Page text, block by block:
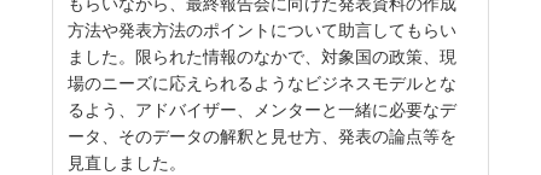
もらいながら、最終報告会に向けた発表資料の作成
方法や発表方法のポイントについて助言してもらい
ました。限られた情報のなかで、対象国の政策、現
場のニーズに応えられるようなビジネスモデルとな
るよう、アドバイザー、メンターと一緒に必要なデ
ータ、そのデータの解釈と見せ方、発表の論点等を
見直しました。